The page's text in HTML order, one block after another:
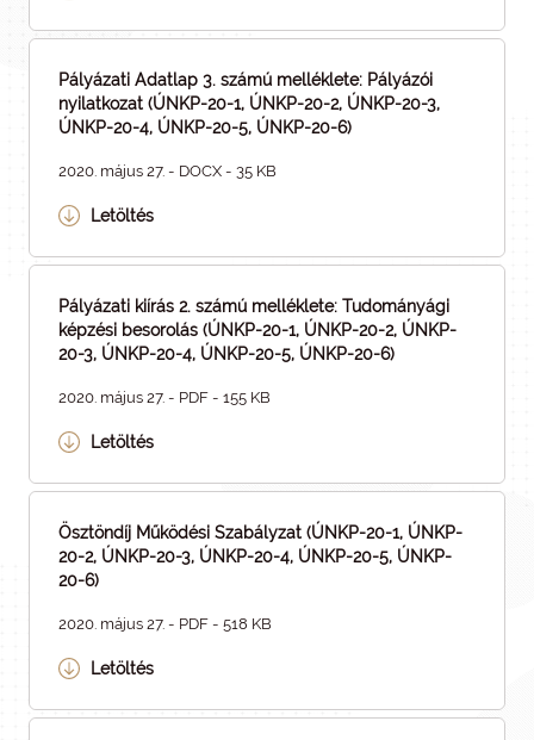
Pályázati Adatlap 3. számú melléklete: Pályázói
nyilatkozat (ÚNKP-20-1, ÚNKP-20-2, ÚNKP-20-3,
ÚNKP-20-4, ÚNKP-20-5, ÚNKP-20-6)
2020. május 27. - DOCX - 35 KB
Letöltés
Pályázati kiírás 2. számú melléklete: Tudományági
képzési besorolás (ÚNKP-20-1, ÚNKP-20-2, ÚNKP-
20-3, ÚNKP-20-4, ÚNKP-20-5, ÚNKP-20-6)
2020. május 27. - PDF - 155 KB
Letöltés
Ösztöndíj Működési Szabályzat (ÚNKP-20-1, ÚNKP-
20-2, ÚNKP-20-3, ÚNKP-20-4, ÚNKP-20-5, ÚNKP-
20-6)
2020. május 27. - PDF - 518 KB
Letöltés